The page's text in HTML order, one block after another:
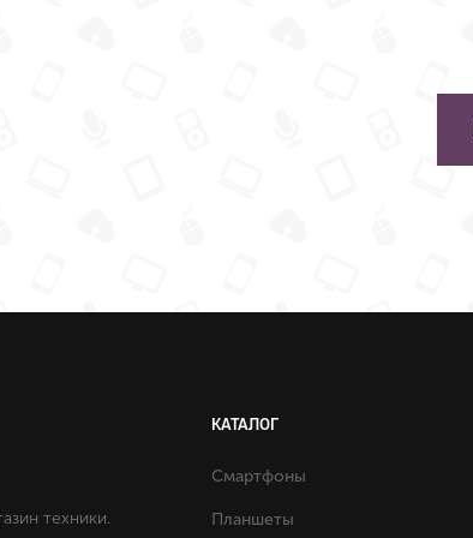
техники.
КАТАЛОГ
Смартфоны
Планшеты